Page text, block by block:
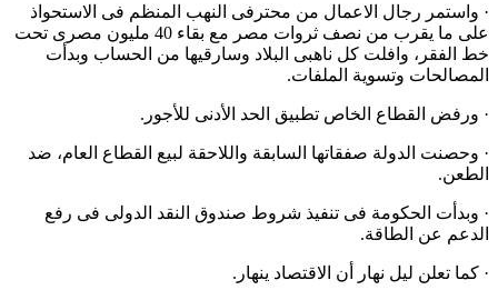
· واستمر رجال الاعمال من محترفى النهب المنظم فى الاستحواذ
على ما يقرب من نصف ثروات مصر مع بقاء 40 مليون مصرى تحت
خط الفقر، وافلت كل ناهبى البلاد وسارقيها من الحساب وبدأت
المصالحات وتسوية الملفات.
· ورفض القطاع الخاص تطبيق الحد الأدنى للأجور.
· وحصنت الدولة صفقاتها السابقة واللاحقة لبيع القطاع العام، ضد
الطعن.
· وبدأت الحكومة فى تنفيذ شروط صندوق النقد الدولى فى رفع
الدعم عن الطاقة.
· كما تعلن ليل نهار أن الاقتصاد ينهار.